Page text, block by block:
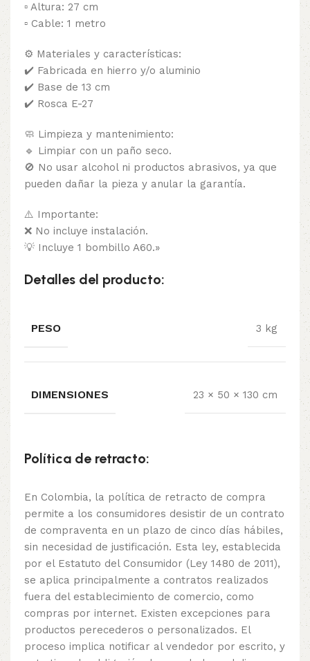
▫️ Altura: 27 cm
▫️ Cable: 1 metro
⚙ Materiales y características:
✔️ Fabricada en hierro y/o aluminio
✔️ Base de 13 cm
✔️ Rosca E-27
🧼 Limpieza y mantenimiento:
🔹 Limpiar con un paño seco.
🚫 No usar alcohol ni productos abrasivos, ya que
pueden dañar la pieza y anular la garantía.
⚠️ Importante:
❌ No incluye instalación.
💡 Incluye 1 bombillo A60.»
Detalles del producto:
PESO 3 kg
DIMENSIONES 23 × 50 × 130 cm
Política de retracto:
En Colombia, la política de retracto de compra
permite a los consumidores desistir de un contrato
de compraventa en un plazo de cinco días hábiles,
sin necesidad de justificación. Esta ley, establecida
por el Estatuto del Consumidor (Ley 1480 de 2011),
se aplica principalmente a contratos realizados
fuera del establecimiento de comercio, como
compras por internet. Existen excepciones para
productos perecederos o personalizados. El
proceso implica notificar al vendedor por escrito, y